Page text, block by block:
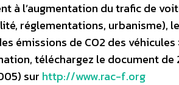
à l’augmentation du trafic de
réglementations, urbanisme),
émissions de CO2 des
téléchargez le document de
sur http://www.rac-f.org